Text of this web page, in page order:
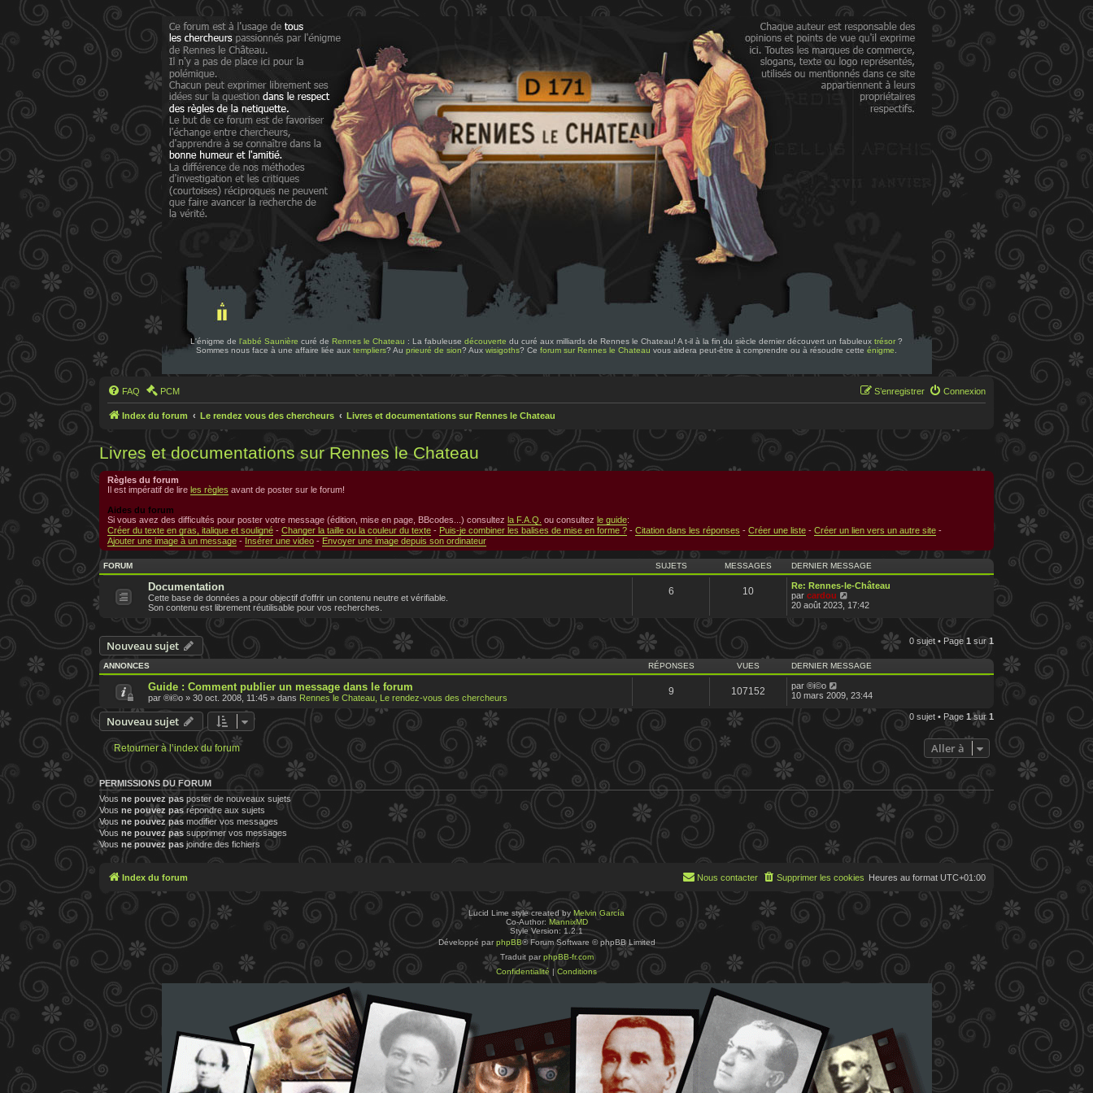
L'énigme de l'abbé Saunière curé de Rennes le Chateau : La fabuleuse découverte du curé aux milliards de Rennes le Chateau! A t-il à la fin du siècle dernier découvert un fabuleux trésor ?
Sommes nous face à une affaire liée aux templiers? Au prieuré de sion? Aux wisigoths? Ce forum sur Rennes le Chateau vous aidera peut-être à comprendre ou à résoudre cette énigme
FAQ PCM Connexion
S’enregistrer
Index du forum Le rendez vous des chercheurs Livres et documentations sur Rennes le Chateau
Livres et documentations sur Rennes le Chateau
Règles du forum
Il est impératif de lire les règles avant de poster sur le forum!
Aides du forum
Si vous avez des difficultés pour poster votre message (édition, mise en page, BBcodes...) consultez la F.A.Q. ou consultez le guide:
Créer du texte en gras, italique et souligné - Changer la taille ou la couleur du texte - Puis-je combiner les balises de mise en forme ? - Citation dans les réponses - Créer une liste - Créer un lien vers un autre site -
Ajouter une image à un message - Insérer une video - Envoyer une image depuis son ordinateur
FORUM SUJETS MESSAGES DERNIER MESSAGE
Documentation
Cette base de données a pour objectif d'offrir un contenu neutre et vérifiable.
Son contenu est librement réutilisable pour vos recherches.
6 10
Re: Rennes-le-Château
par cardou
o
e
d
e
r
e
m
s
s
a
e
20 août 2023, 17:42
Nouveau sujet 0 sujet • Page 1 sur1
ANNONCES RÉPONSES VUES DERNIER MESSAGE
Guide : Comment publier un message dans le forum
par ®i©o » 30 oct. 2008, 11:45 » dans Rennes le Chateau, Le rendez-vous des chercheurs
9 107152 par ®i©o
10 mars 2009, 23:44
Nouveau sujet 0 sujet • Page 1sur1
Retourner à l’index du forum Aller à
PERMISSIONS DU FORUM
Vous ne pouvez pas poster de nouveaux sujets
Vous ne pouvez pasrépondre aux sujets
Vous ne pouvez pas modifier vos messages
Vous ne pouvez pas supprimer vos messages
Vous ne pouvez pas joindre des fichiers
Index du forum Heures au format UTC+01:00
Supprimer les cookies
Nous contacter
Lucid Lime style created by Melvin García
Co-Author: MannixMD
Style Version: 1.2.1
Développé par phpBB® Forum Software © phpBB Limited
Traduit par phpBB-fr.com
Confidentialité | Conditions